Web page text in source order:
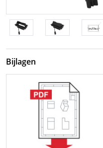
Bijlagen